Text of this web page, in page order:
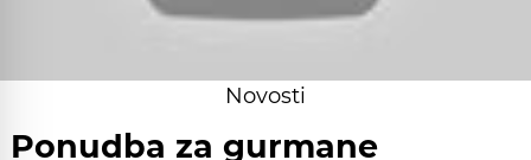
Novosti
Ponudba za gurmane